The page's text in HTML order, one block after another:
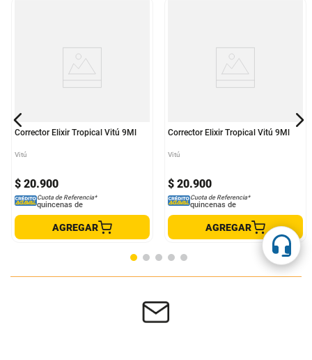
Corrector Elixir Tropical Vitú 9Ml
Vitú
$ 20.900
Cuota de Referencia*
quincenas de
AGREGAR
Corrector Elixir Tropical Vitú 9Ml
Vitú
$ 20.900
Cuota de Referencia*
quincenas de
AGREGAR